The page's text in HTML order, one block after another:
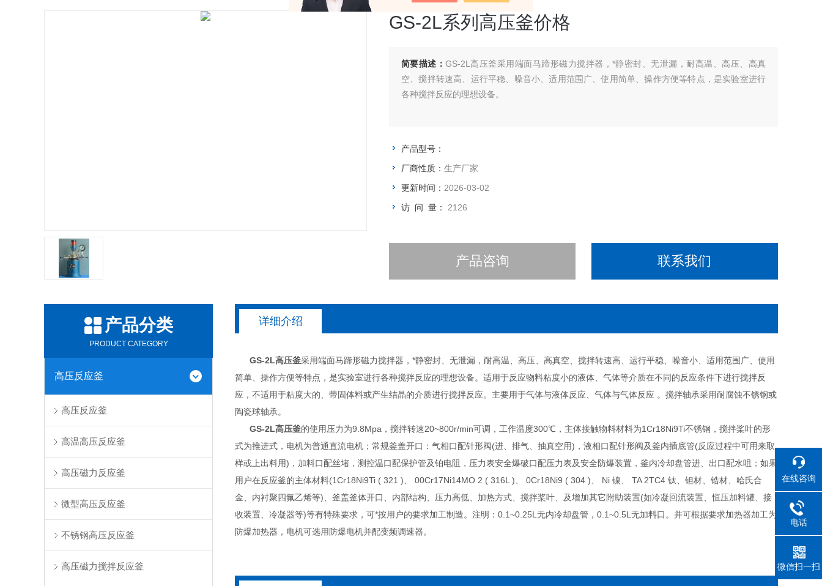
GS-2L系列高压釜价格
简要描述： GS-2L高压釜采用端面马蹄形磁力搅拌器，*静密封、无泄漏，耐高温、高压、高真
空、搅拌转速高、运行平稳、噪音小、适用范围广、使用简单、操作方便等特点，是实验室进行
各种搅拌反应的理想设备。
产品型号：
厂商性质： 生产厂家
更新时间： 2026-03-02
访 问 量： 2126
产品咨询 联系我们
产品分类
PRODUCT CATEGORY
高压反应釜
高压反应釜
高温高压反应釜
高压磁力反应釜
微型高压反应釜
不锈钢高压反应釜
高压磁力搅拌反应釜
详细介绍
GS-2L高压釜采用端面马蹄形磁力搅拌器，*静密封、无泄漏，耐高温、高压、高真空、搅拌转速高、运行平稳、噪音小、适用范围广、使用
简单、操作方便等特点，是实验室进行各种搅拌反应的理想设备。适用于反应物料粘度小的液体、气体等介质在不同的反应条件下进行搅拌反
应，不适用于粘度大的、带固体料或产生结晶的介质进行搅拌反应。主要用于气体与液体反应、气体与气体反应 。搅拌轴承采用耐腐蚀不锈钢或
陶瓷球轴承。
GS-2L高压釜的使用压力为9.8Mpa，搅拌转速20~800r/min可调，工作温度300℃，主体接触物料材料为1Cr18Ni9Ti不锈钢，搅拌桨叶的形
式为推进式，电机为普通直流电机；常规釜盖开口：气相口配针形阀(进、排气、抽真空用)，液相口配针形阀及釜内插底管(反应过程中可用来取
样或上出料用)，加料口配丝堵，测控温口配保护管及铂电阻，压力表安全爆破口配压力表及安全防爆装置，釜内冷却盘管进、出口配水咀；如果
用户在反应釜的主体材料(1Cr18Ni9Ti ( 321 )、 00Cr17Ni14MO 2 ( 316L )、 0Cr18Ni9 ( 304 )、 Ni 镍、 TA 2TC4 钛、钽材、锆材、哈氏合
金、内衬聚四氟乙烯等)、釜盖釜体开口、内部结构、压力高低、加热方式、搅拌桨叶、及增加其它附助装置(如冷凝回流装置、恒压加料罐、接
收装置、冷凝器等)等有特殊要求，可*按用户的要求加工制造。注明：0.1~0.25L无内冷却盘管，0.1~0.5L无加料口。并可根据要求加热器加工为
防爆加热器，电机可选用防爆电机并配变频调速器。
在线咨询
电话
微信扫一扫